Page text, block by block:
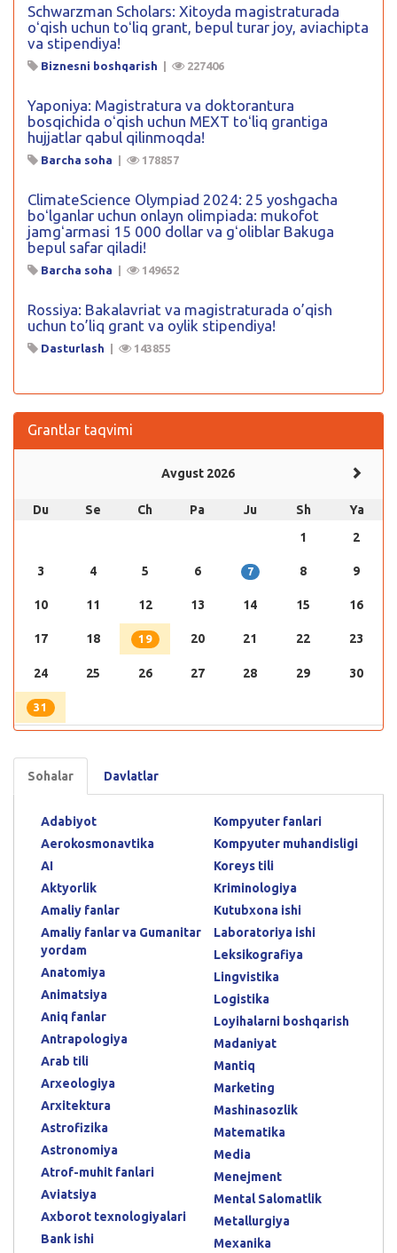
Schwarzman Scholars: Xitoyda magistraturada
oʻqish uchun toʻliq grant, bepul turar joy, aviachipta
va stipendiya!
Biznesni boshqarish 227406
Yaponiya: Magistratura va doktorantura
bosqichida oʻqish uchun MEXT toʻliq grantiga
hujjatlar qabul qilinmoqda!
Barcha soha 178857
ClimateScience Olympiad 2024: 25 yoshgacha
boʻlganlar uchun onlayn olimpiada: mukofot
jamgʻarmasi 15 000 dollar va gʻoliblar Bakuga
bepul safar qiladi!
Barcha soha 149652
Rossiya: Bakalavriat va magistraturada o’qish
uchun to’liq grant va oylik stipendiya!
Dasturlash 143855
Grantlar taqvimi
Avgust 2026
Du Se Ch Pa Ju Sh
Ya
1
2
3 4 5 6 7 8 9
10 11 12 13 14 15 16
17 18 19 20 21 22 23
24 25 26 27 28 29 30
31
Sohalar Davlatlar
Adabiyot
Aerokosmonavtika
AI
Aktyorlik
Amaliy fanlar
Amaliy fanlar va Gumanitar
yordam
Anatomiya
Animatsiya
Aniq fanlar
Antrapologiya
Arab tili
Arxeologiya
Arxitektura
Astrofizika
Astronomiya
Atrof-muhit fanlari
Aviatsiya
Axborot texnologiyalari
Bank ishi
Kompyuter fanlari
Kompyuter muhandisligi
Koreys tili
Kriminologiya
Kutubxona ishi
Laboratoriya ishi
Leksikografiya
Lingvistika
Logistika
Loyihalarni boshqarish
Madaniyat
Mantiq
Marketing
Mashinasozlik
Matematika
Media
Menejment
Mental Salomatlik
Metallurgiya
Mexanika